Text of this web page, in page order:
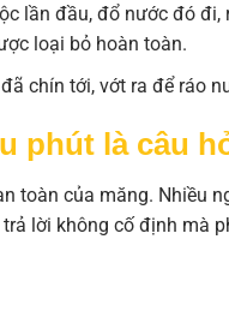
lần đầu, đổ nước đó
loại bỏ hoàn toàn.
chín tới, vớt ra để ráo
phút là câu
toàn của măng. Nhiều
lời không cố định mà